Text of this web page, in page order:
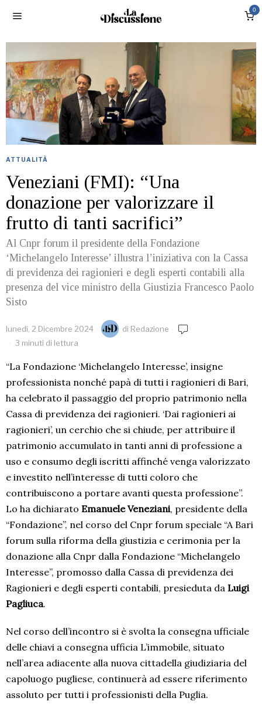
0
ATTUALITÀ
Veneziani (FMI): “Una
donazione per valorizzare il
frutto di tanti sacrifici”
Al Cnpr forum il presidente della Fondazione
‘Michelangelo Interesse’ illustra l’iniziativa con la Cassa
di previdenza dei ragionieri e degli esperti contabili alla
presenza del vice ministro della Giustizia Francesco Paolo
Sisto
lunedì, 2 Dicembre 2024 di Redazione
3 minuti di lettura
“La Fondazione ‘Michelangelo Interesse’, insigne
professionista nonché papà di tutti i ragionieri di Bari,
ha celebrato il passaggio del proprio patrimonio nella
Cassa di previdenza dei ragionieri. ‘Dai ragionieri ai
ragionieri’, un cerchio che si chiude, per attribuire il
patrimonio accumulato in tanti anni di professione a
uso e consumo degli iscritti affinché venga valorizzato
e investito nell’interesse di tutti coloro che
contribuiscono a portare avanti questa professione”.
Lo ha dichiarato Emanuele Veneziani, presidente della
“Fondazione”, nel corso del Cnpr forum speciale “A Bari
forum sulla riforma della giustizia e cerimonia per la
donazione alla Cnpr dalla Fondazione “Michelangelo
Interesse”, promosso dalla Cassa di previdenza dei
Ragionieri e degli esperti contabili, presieduta da Luigi
Pagliuca.
Nel corso dell’incontro si è svolta la consegna ufficiale
delle chiavi a consegna ufficia L’immobile, situato
nell’area adiacente alla nuova cittadella giudiziaria del
capoluogo pugliese, continuerà ad essere riferimento
assoluto per tutti i professionisti della Puglia.